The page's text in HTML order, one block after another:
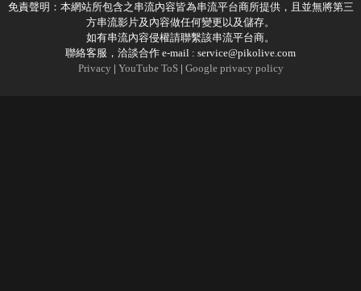
免責聲明：本網站所包含之串流內容皆為串流平台商所提供，且並無將第三
方串流影片及內容做任何變更以及儲存。
如有串流內容侵權請聯繫該串流平台商。
聯絡客服，洽談合作 e-mail : service@pikolive.com
Privacy | YouTube ToS| Google privacy policy